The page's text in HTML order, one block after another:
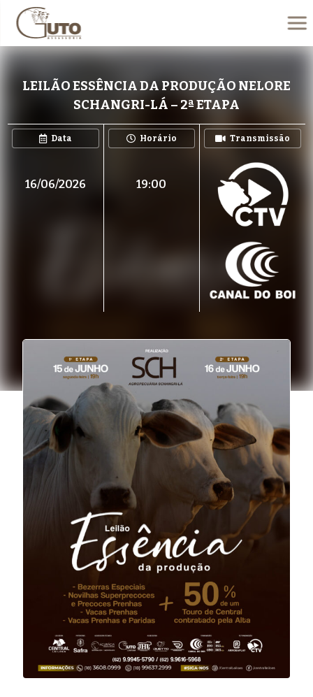
LEILÃO ESSÊNCIA DA PRODUÇÃO NELORE
SCHANGRI-LÁ – 2ª ETAPA
Data
16/06/2026
Horário
19:00
Transmissão